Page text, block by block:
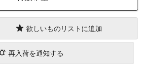
欲しいものリストに追加
再入荷を通知する